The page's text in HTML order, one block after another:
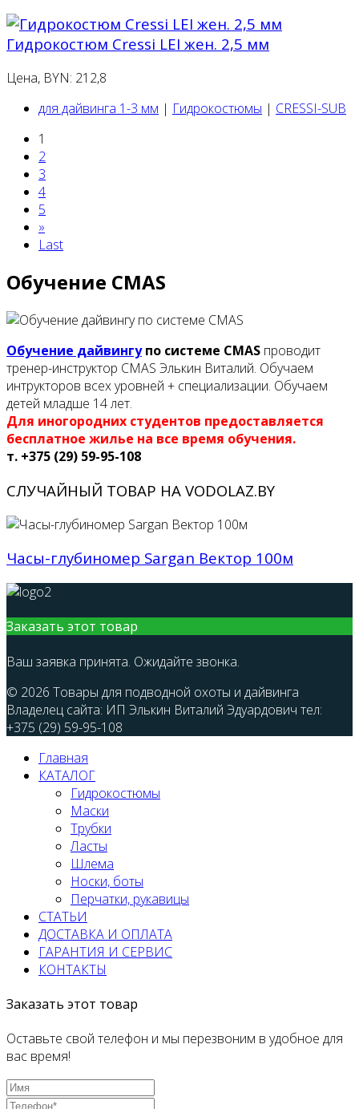
Гидрокостюм Cressi LEI жен. 2,5 мм
Цена, BYN: 212,8
для дайвинга 1-3 мм | Гидрокостюмы | CRESSI-SUB
1
2
3
4
5
»
Last
Обучение CMAS
Обучение дайвингупо системе CMAS проводит
тренер-инструктор CMAS Элькин Виталий. Обучаем
интрукторов всех уровней + специализации. Обучаем
детей младше 14 лет.
Для иногородних студентов предоставляется
бесплатное жилье на все время обучения.
т. +375 (29) 59-95-108
СЛУЧАЙНЫЙ ТОВАР НА VODOLAZ.BY
Часы-глубиномер Sargan Вектор 100м
Заказать этот товар
Ваш заявка принята. Ожидайте звонка.
© 2026 Товары для подводной охоты и дайвинга
Владелец сайта: ИП Элькин Виталий Эдуардович тел:
+375 (29) 59-95-108
Главная
КАТАЛОГ
Гидрокостюмы
Маски
Трубки
Ласты
Шлема
Носки, боты
Перчатки, рукавицы
СТАТЬИ
ДОСТАВКА И ОПЛАТА
ГАРАНТИЯ И СЕРВИС
КОНТАКТЫ
Заказать этот товар
Оставьте свой телефон и мы перезвоним в удобное для
вас время!